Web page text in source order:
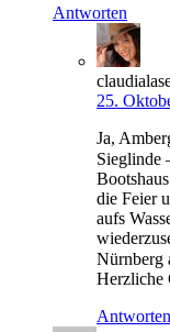
Antworten
25.
Ja,
Sieglinde
die Feier
aufs
Nürnberg
Herzliche
Antworten